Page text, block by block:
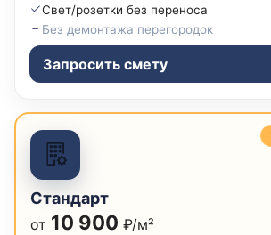
Свет/розетки без переноса
Без демонтажа перегородок
Запросить смету
Стандарт
от 10 900 ₽/м²